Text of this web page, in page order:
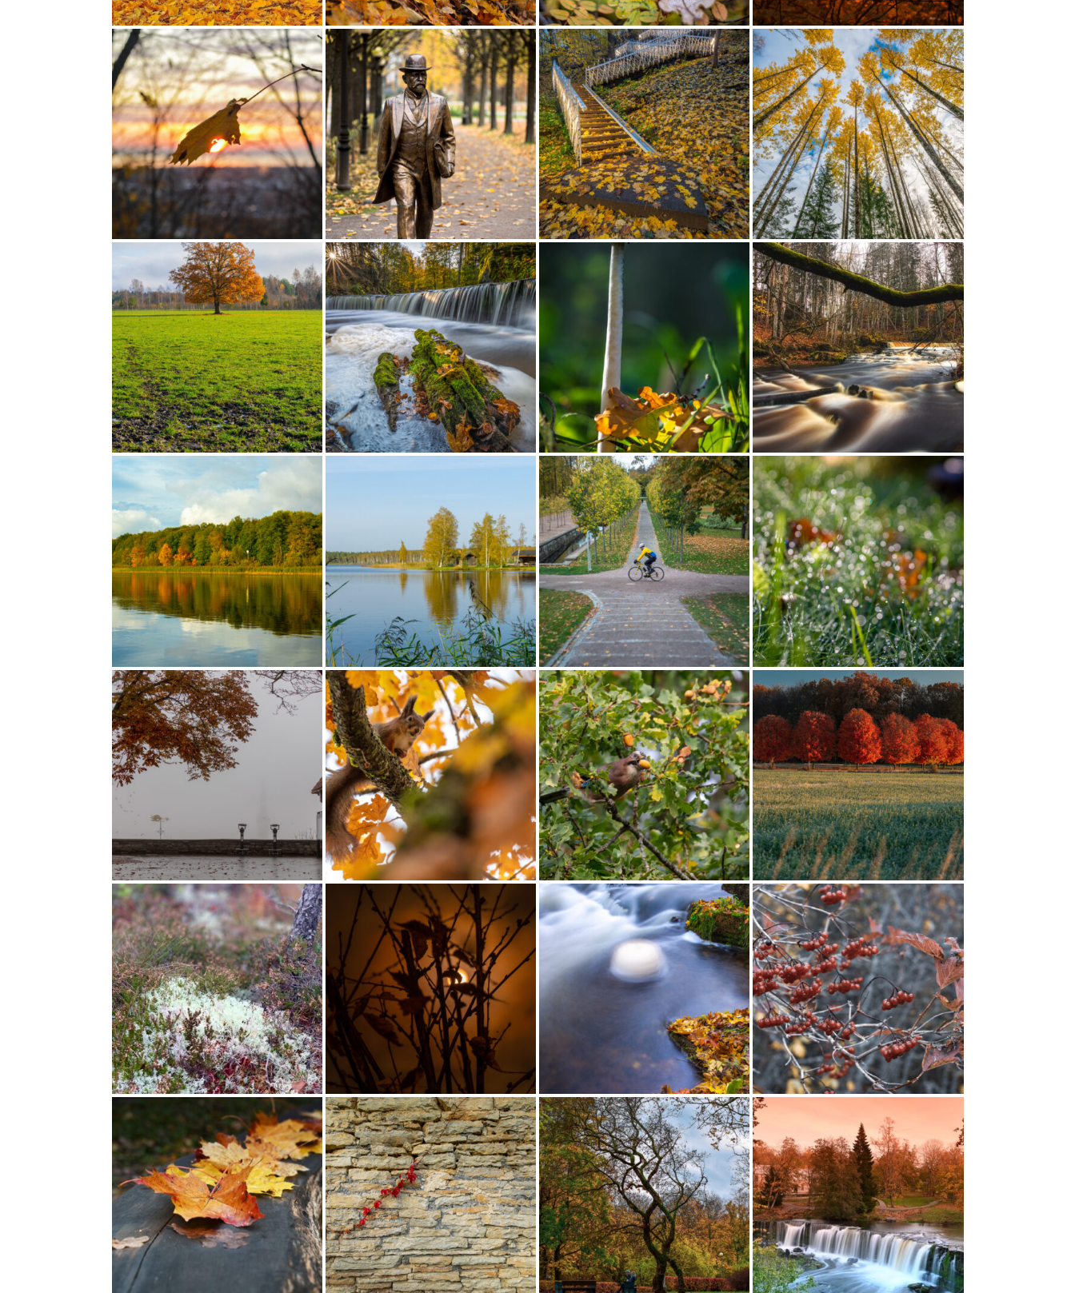
SÜGISRÜÜS PÕHJA KONNA TREPP
SÜGISVÄRVIDES METSATUKK
HÄÄLI: 20
SÜGISVEED
HÄÄLI: 11
KADRIORG II SIGRI-MIGRI SÜGISSILLERDUS
HÄÄLI: 15
TALVEKS TULEB VARUD TEHA! PÕLEVAD
HÄÄLI: 35
VAHUTORT NÕMMEVESKIL 66KYLM?
HÄÄLI: 19
KEERUTATUD SÜGISE LOOMING KEILA-JOAL
HÄÄLI: 7